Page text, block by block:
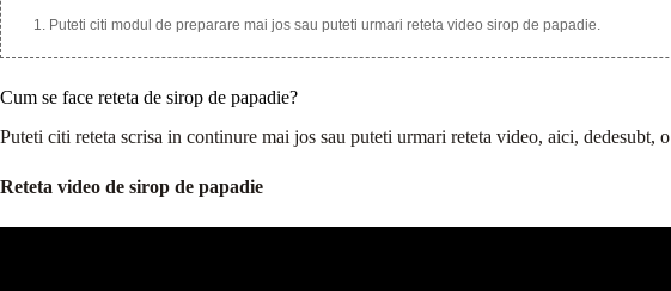
Puteti citi modul de preparare mai jos sau puteti urmari reteta video sirop de papadie.
Cum se face reteta de sirop de papadie?
Puteti citi reteta scrisa in continure mai jos sau puteti urmari reteta video, aici, dedesubt,
Reteta video de sirop de papadie